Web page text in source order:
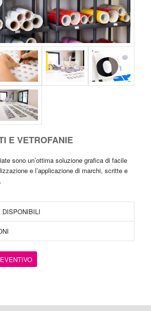
E VETROFANIE
sono un’ottima soluzione grafica di facile
e l’applicazione di marchi, scritte e
DISPONIBILI